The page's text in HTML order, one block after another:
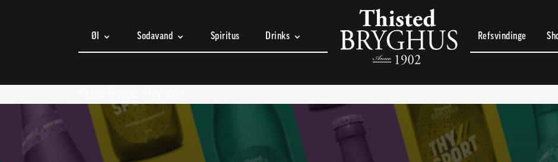
Øl Sodavand Spiritus Drinks Refsvindinge